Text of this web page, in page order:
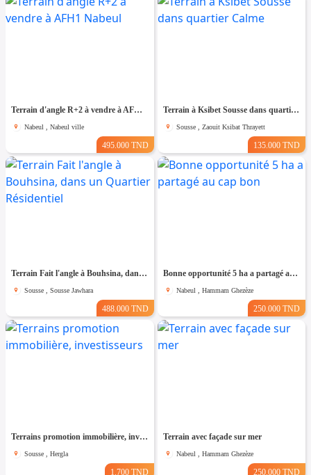
Terrain d'angle R+2 à vendre à AFH1 Nabeul
Nabeul , Nabeul ville
495.000 TND
Terrain à Ksibet Sousse dans quartier Calme
Sousse , Zaouit Ksibat Thrayett
135.000 TND
Terrain Fait l'angle à Bouhsina, dans un Quartier Résidentiel
Sousse , Sousse Jawhara
488.000 TND
Bonne opportunité 5 ha a partagé au cap bon
Nabeul , Hammam Ghezèze
250.000 TND
Terrains promotion immobilière, investisseurs
Sousse , Hergla
1.700 TND
Terrain avec façade sur mer
Nabeul , Hammam Ghezèze
250.000 TND